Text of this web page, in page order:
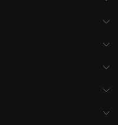
ングなど）
ナー金具